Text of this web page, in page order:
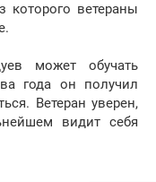
которого ветераны
может обучать
года он получил
Ветеран уверен,
видит себя